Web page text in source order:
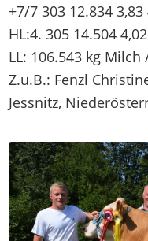
+7/7 303 12.834
HL:4. 305 14.504
LL: 106.543 kg Milch
Z.u.B.: Fenzl
Jessnitz,